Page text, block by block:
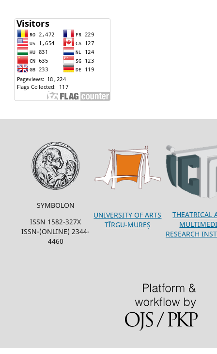
SYMBOLON
ISSN 1582-327X
ISSN-(ONLINE) 2344-
4460
UNIVERSITY OF ARTS
TÎRGU-MUREȘ
THEATRICAL
RESEARCH